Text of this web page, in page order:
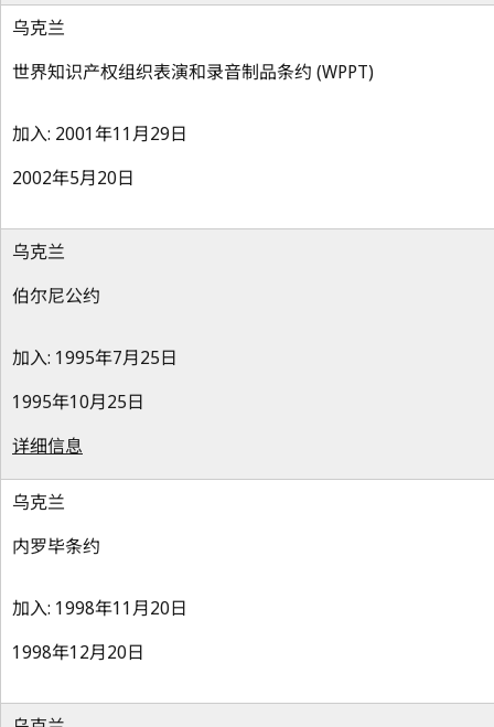
乌克兰
世界知识产权组织表演和录音制品条约 (WPPT)
加入: 2001年11月29日
2002年5月20日
乌克兰
伯尔尼公约
加入: 1995年7月25日
1995年10月25日
详细信息
乌克兰
内罗毕条约
加入: 1998年11月20日
1998年12月20日